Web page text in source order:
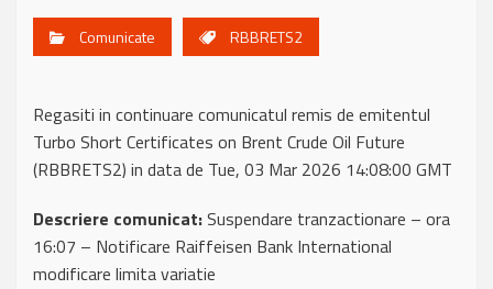
Comunicate RBBRETS2
Regasiti in continuare comunicatul remis de emitentul
Turbo Short Certificates on Brent Crude Oil Future
(RBBRETS2) in data de Tue, 03 Mar 2026 14:08:00 GMT
Descriere comunicat:Suspendare tranzactionare – ora
16:07 – Notificare Raiffeisen Bank International
modificare limita variatie